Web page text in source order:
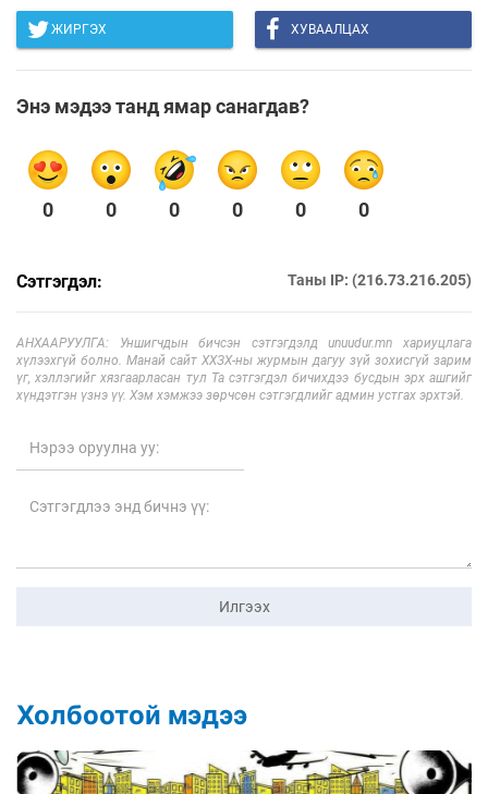
ЖИРГЭХ ХУВААЛЦАХ
Энэ мэдээ танд ямар санагдав?
0 0 0 0 0 0
Сэтгэгдэл: Таны IP: (216.73.216.205)
АНХААРУУЛГА: Уншигчдын бичсэн сэтгэгдэлд unuudur.mn хариуцлага
хүлээхгүй болно. Манай сайт ХХЗХ-ны журмын дагуу зүй зохисгүй зарим
үг, хэллэгийг хязгаарласан тул Та сэтгэгдэл бичихдээ бусдын эрх ашгийг
хүндэтгэн үзнэ үү. Хэм хэмжээ зөрчсөн сэтгэгдлийг админ устгах эрхтэй.
Илгээх
Холбоотой мэдээ